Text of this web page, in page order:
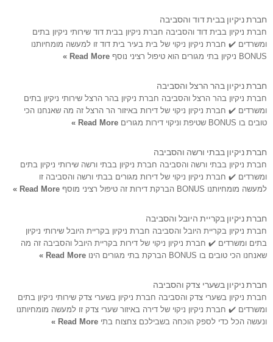
חברת ניקיון בבית דוד והסביבה
חברת ניקיון בבית דוד והסביבה חברת ניקיון בבית דוד שירותי ניקיון בתים
ומשרדים ✔️ חברת ניקיון ניקוי של בית בעיר בית דוד זו למעשה מומחיותנו
BONUS ניקיון בתי מגורים הוא טיפול רציני נוסף
Read More »
חברת ניקיון בהר הרצל והסביבה
חברת ניקיון בהר הרצל והסביבה חברת ניקיון בהר הרצל שירותי ניקיון בתים
ומשרדים ✔️ חברת ניקיון ניקוי של דירות באיזור הר הרצל זה מה שאנחנו הכי
טובים בו BONUS שטיפת וניקוי דירות מגורים
Read More »
חברת ניקיון בבתי ורשה והסביבה
חברת ניקיון בבתי ורשה והסביבה חברת ניקיון בבתי ורשה שירותי ניקיון בתים
ומשרדים ✔️ חברת ניקיון ניקוי של דירות מגורים בבתי ורשה והסביבה זו
למעשה מומחיותנו BONUS הברקת דירות זה טיפול רציני מוסף
Read More »
חברת ניקיון בקריית היובל והסביבה
חברת ניקיון בקריית היובל והסביבה חברת ניקיון בקריית היובל שירותי ניקיון
בתים ומשרדים ✔️ חברת ניקיון ניקוי של דירות בקריית היובל והסביבה זה מה
שאנחנו הכי טובים בו BONUS הברקת בתי מגורים הינו
Read More »
חברת ניקיון בשערי צדק והסביבה
חברת ניקיון בשערי צדק והסביבה חברת ניקיון בשערי צדק שירותי ניקיון בתים
ומשרדים ✔️ חברת ניקיון ניקוי של דירה באיזור שערי צדק זו למעשה מומחיותנו
ונעשה הכל כדי לספק הוכחה בשבילכם צחצוח בתי Read More »